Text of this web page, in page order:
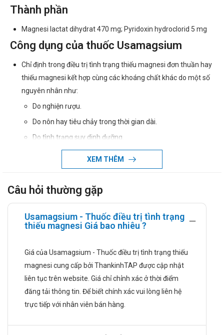
Thành phần
Magnesi lactat dihydrat 470 mg; Pyridoxin hydroclorid 5 mg
Công dụng của thuốc Usamagsium
Chỉ định trong điều trị tình trạng thiếu magnesi đơn thuần hay
thiếu magnesi kết hợp cùng các khoáng chất khác do một số
nguyên nhân như:
Do nghiện rượu.
Do nôn hay tiêu chảy trong thời gian dài.
Do tình trạng suy dinh dưỡng.
Do khả năng kém hấp thu magnesi.
Do tình trạng tăng kích thích thần kinh cơ.
Do chứng suy nhược cơ thể.
loạn chức năng của bệnh lý lo âu có kèm theo biểu hiện tăng
thông khí (hay còn gọi là tạng co giật).
Magnesi lactat dihydrat:
Hấp thu: Magnesi chủ hấp thu tại ruột non sau khi uống.
Tuy nhiên, mức độ hấp thu tương đối chậm và hấp thu
không hoàn toàn.
XEM THÊM
Câu hỏi thường gặp
Usamagsium - Thuốc điều trị tình trạng
thiếu magnesi Giá bao nhiêu ?
Giá của Usamagsium - Thuốc điều trị tình trạng thiếu
magnesi cung cấp bởi ThankinhTAP được cập nhật
liên tục trên website. Giá chỉ chỉnh xác ở thời điểm
đăng tải thông tin. Để biết chính xác vui lòng liên hệ
trực tiếp với nhân viên bán hàng.